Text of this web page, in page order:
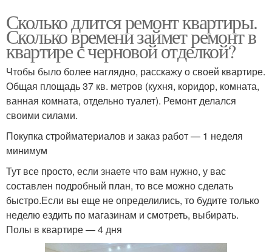
Сколько длится ремонт квартиры.
Сколько времени займет ремонт в
квартире с черновой отделкой?
Чтобы было более наглядно, расскажу о своей квартире.
Общая площадь 37 кв. метров (кухня, коридор, комната,
ванная комната, отдельно туалет). Ремонт делался
своими силами.
Покупка стройматериалов и заказ работ — 1 неделя
минимум
Тут все просто, если знаете что вам нужно, у вас
составлен подробный план, то все можно сделать
быстро.Если вы еще не определились, то будите только
неделю ездить по магазинам и смотреть, выбирать.
Полы в квартире — 4 дня